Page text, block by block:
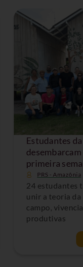
Estudantes
primeira
PRS - Amazônia
24 estudantes
unir a teoria
campo,
produtivas